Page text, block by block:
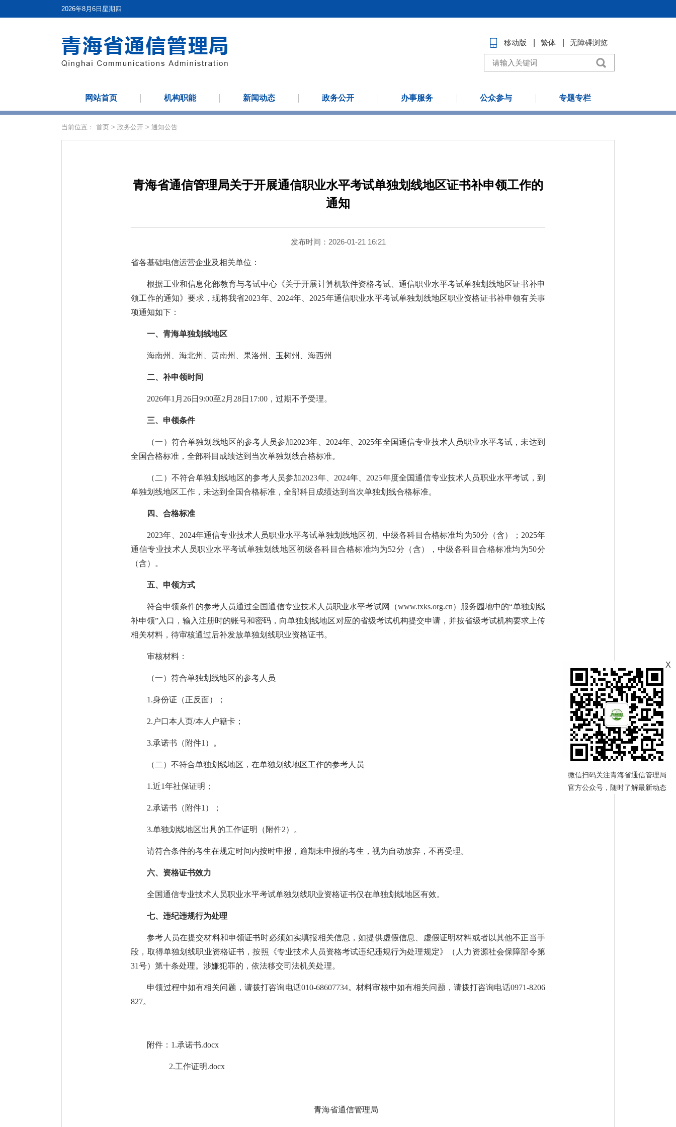
2026年8月6日星期四
移动版 繁体 无障碍浏览
网站首页 机构职能 新闻动态 政务公开 办事服务 公众参与 专题专栏
当前位置： 首页 > 政务公开 > 通知公告
青海省通信管理局关于开展通信职业水平考试单独划线地区证书补申领工作的
通知
发布时间：2026-01-21 16:21
省各基础电信运营企业及相关单位：
根据工业和信息化部教育与考试中心《关于开展计算机软件资格考试、通信职业水平考试单独划线地区证书补申
领工作的通知》要求，现将我省2023年、2024年、2025年通信职业水平考试单独划线地区职业资格证书补申领有关事
项通知如下：
一、青海单独划线地区
海南州、海北州、黄南州、果洛州、玉树州、海西州
二、补申领时间
2026年1月26日9:00至2月28日17:00，过期不予受理。
三、申领条件
（一）符合单独划线地区的参考人员参加2023年、2024年、2025年全国通信专业技术人员职业水平考试，未达到
全国合格标准，全部科目成绩达到当次单独划线合格标准。
（二）不符合单独划线地区的参考人员参加2023年、2024年、2025年度全国通信专业技术人员职业水平考试，到
单独划线地区工作，未达到全国合格标准，全部科目成绩达到当次单独划线合格标准。
四、合格标准
2023年、2024年通信专业技术人员职业水平考试单独划线地区初、中级各科目合格标准均为50分（含）；2025年
通信专业技术人员职业水平考试单独划线地区初级各科目合格标准均为52分（含），中级各科目合格标准均为50分
（含）。
五、申领方式
符合申领条件的参考人员通过全国通信专业技术人员职业水平考试网（www.txks.org.cn）服务园地中的“单独划线
补申领”入口，输入注册时的账号和密码，向单独划线地区对应的省级考试机构提交申请，并按省级考试机构要求上传
相关材料，待审核通过后补发放单独划线职业资格证书。
审核材料：
（一）符合单独划线地区的参考人员
1.身份证（正反面）；
2.户口本人页/本人户籍卡；
3.承诺书（附件1）。
（二）不符合单独划线地区，在单独划线地区工作的参考人员
1.近1年社保证明；
2.承诺书（附件1）；
3.单独划线地区出具的工作证明（附件2）。
请符合条件的考生在规定时间内按时申报，逾期未申报的考生，视为自动放弃，不再受理。
六、资格证书效力
全国通信专业技术人员职业水平考试单独划线职业资格证书仅在单独划线地区有效。
七、违纪违规行为处理
参考人员在提交材料和申领证书时必须如实填报相关信息，如提供虚假信息、虚假证明材料或者以其他不正当手
段，取得单独划线职业资格证书，按照《专业技术人员资格考试违纪违规行为处理规定》（人力资源社会保障部令第
31号）第十条处理。涉嫌犯罪的，依法移交司法机关处理。
申领过程中如有相关问题，请拨打咨询电话010-68607734。材料审核中如有相关问题，请拨打咨询电话0971-8206
827。
附件：1.承诺书.docx
2.工作证明.docx
青海省通信管理局
X
微信扫码关注青海省通信管理局
官方公众号，随时了解最新动态